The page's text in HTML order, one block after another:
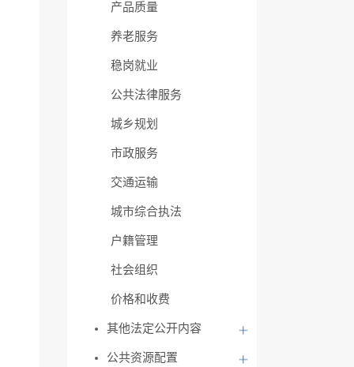
产品质量
养老服务
稳岗就业
公共法律服务
城乡规划
市政服务
交通运输
城市综合执法
户籍管理
社会组织
价格和收费
其他法定公开内容
公共资源配置